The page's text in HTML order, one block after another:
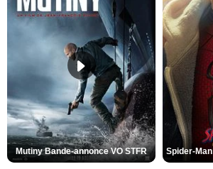
Mutiny Bande-annonce VO STFR